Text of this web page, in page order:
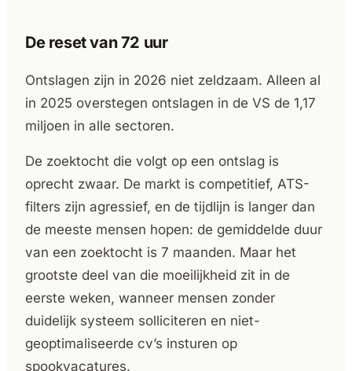
De reset van 72 uur
Ontslagen zijn in 2026 niet zeldzaam. Alleen al
in 2025 overstegen ontslagen in de VS de 1,17
miljoen in alle sectoren.
De zoektocht die volgt op een ontslag is
oprecht zwaar. De markt is competitief, ATS-
filters zijn agressief, en de tijdlijn is langer dan
de meeste mensen hopen: de gemiddelde duur
van een zoektocht is 7 maanden. Maar het
grootste deel van die moeilijkheid zit in de
eerste weken, wanneer mensen zonder
duidelijk systeem solliciteren en niet-
geoptimaliseerde cv’s insturen op
spookvacatures.